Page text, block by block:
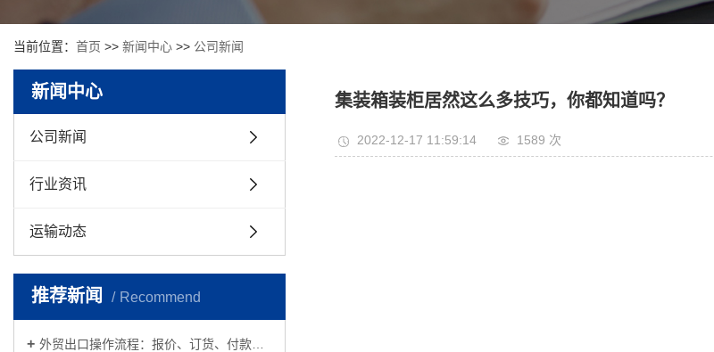
当前位置： 首页 >> 新闻中心 >> 公司新闻
新闻中心
公司新闻
行业资讯
运输动态
推荐新闻 Recommend
外贸出口操作流程：报价、订货、付款方式、通关、装船、保险、提单、结汇
集装箱装柜居然这么多技巧，你都知道吗？
2022-12-17 11:59:14 1589 次